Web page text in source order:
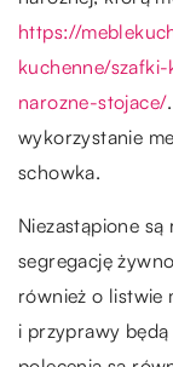
https://
kuchenne/
narozne-stojace/
wykorzystanie
schowka.
Niezastąpione
segregację
również o listwie
i przyprawy